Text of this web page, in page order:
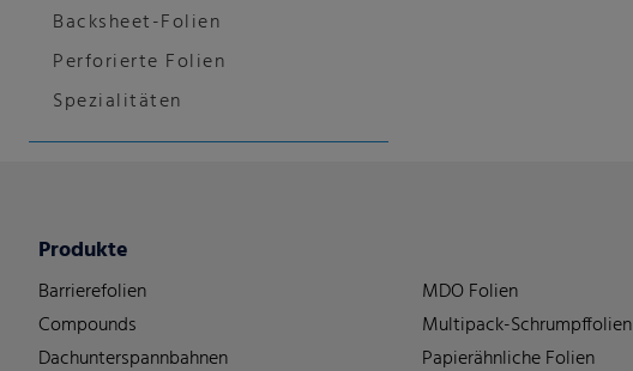
Backsheet-Folien
Perforierte Folien
Spezialitäten
Produkte
Barrierefolien
Compounds
Dachunterspannbahnen
MDO Folien
Multipack-Schrumpffolien
Papierähnliche Folien